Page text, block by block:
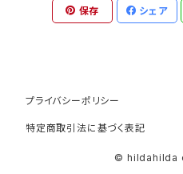
保存 シェア
プライバシーポリシー
特定商取引法に基づく表記
© hildahilda